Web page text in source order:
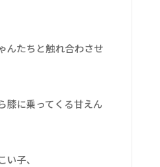
んたちと触れ合わさせ
膝に乗ってくる甘えん
子、